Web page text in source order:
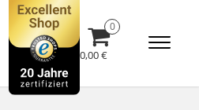
0,00 €